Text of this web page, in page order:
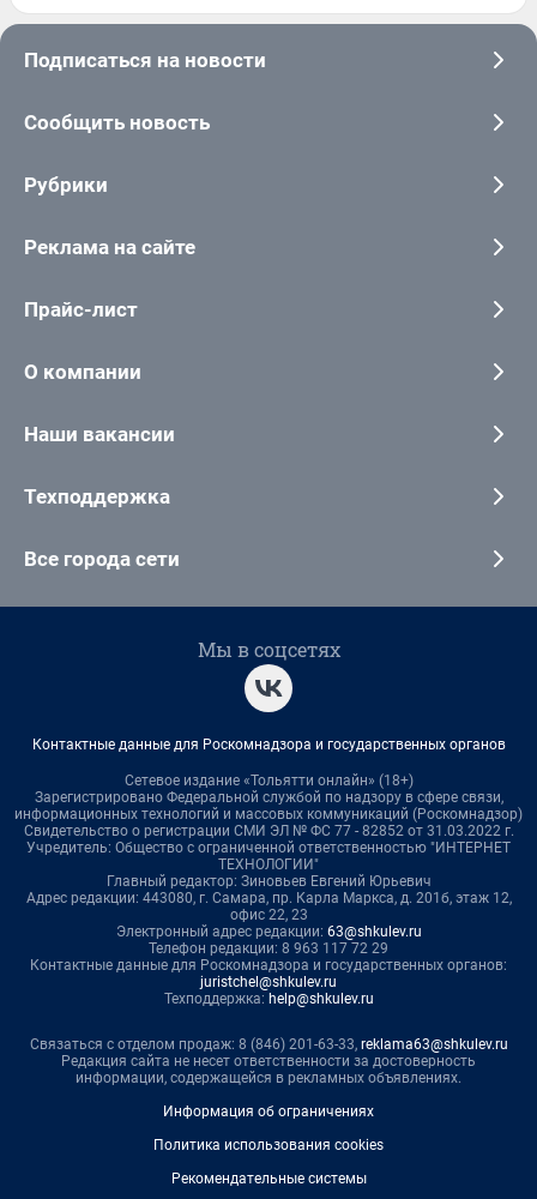
Подписаться на новости
Сообщить новость
Рубрики
Реклама на сайте
Прайс-лист
О компании
Наши вакансии
Техподдержка
Все города сети
Мы в соцсетях
Контактные данные для Роскомнадзора и государственных органов
Сетевое издание «Тольятти онлайн» (18+)
Зарегистрировано Федеральной службой по надзору в сфере связи,
информационных технологий и массовых коммуникаций (Роскомнадзор)
Свидетельство о регистрации СМИ ЭЛ № ФС 77 - 82852 от 31.03.2022 г.
Учредитель: Общество с ограниченной ответственностью "ИНТЕРНЕТ
ТЕХНОЛОГИИ"
Главный редактор: Зиновьев Евгений Юрьевич
Адрес редакции: 443080, г. Самара, пр. Карла Маркса, д. 201б, этаж 12,
офис 22, 23
Электронный адрес редакции: 63@shkulev.ru
Телефон редакции: 8 963 117 72 29
Контактные данные для Роскомнадзора и государственных органов:
juristchel@shkulev.ru
Техподдержка: help@shkulev.ru
Связаться с отделом продаж: 8 (846) 201-63-33, reklama63@shkulev.ru
Редакция сайта не несет ответственности за достоверность
информации, содержащейся в рекламных объявлениях.
Информация об ограничениях
Политика использования cookies
Рекомендательные системы